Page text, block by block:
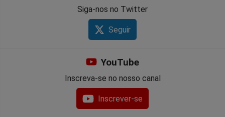
Siga-nos no Twitter
Seguir
YouTube
Inscreva-se no nosso canal
Inscrever-se